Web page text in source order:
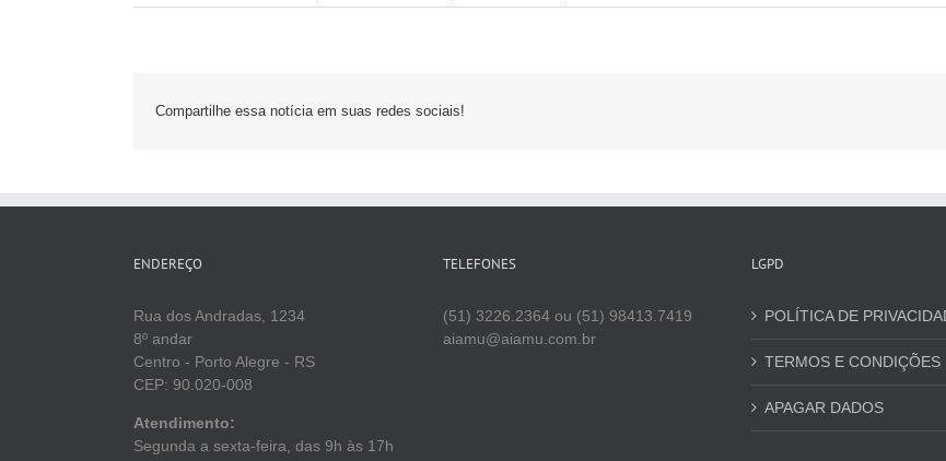
Compartilhe essa notícia em suas redes sociais!
ENDEREÇO
Rua dos Andradas, 1234
8º andar
Centro - Porto Alegre - RS
CEP: 90.020-008
Atendimento:
Segunda a sexta-feira, das 9h às 17h
TELEFONES
(51) 3226.2364 ou (51) 98413.7419
aiamu@aiamu.com.br
LGPD
POLÍTICA DE
TERMOS E CONDIÇÕES
APAGAR DADOS